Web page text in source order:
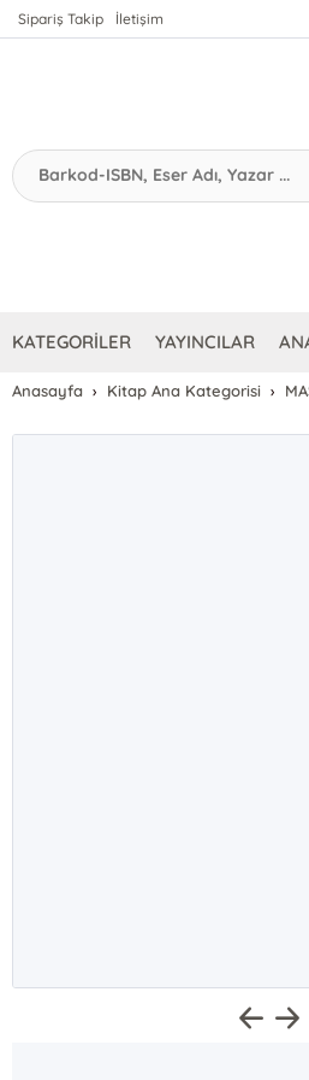
Sipariş Takip İletişim
KATEGORİLER YAYINCILAR
Anasayfa Kitap Ana Kategorisi